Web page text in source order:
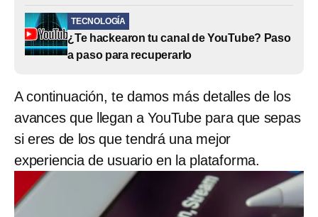
TECNOLOGÍA
¿Te hackearon tu canal de YouTube? Paso
a paso para recuperarlo
A continuación, te damos más detalles de los
avances que llegan a YouTube para que sepas
si eres de los que tendrá una mejor
experiencia de usuario en la plataforma.